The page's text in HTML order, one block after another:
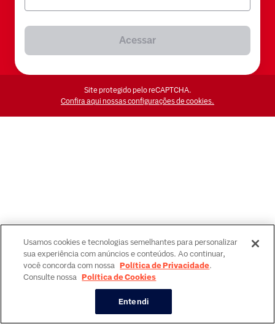
Acessar
Site protegido pelo reCAPTCHA.
Confira aqui nossas configurações de cookies.
Usamos cookies e tecnologias semelhantes para personalizar
sua experiência com anúncios e conteúdos. Ao continuar,
você concorda com nossa Política de Privacidade.
Consulte nossa Política de Cookies
Entendi